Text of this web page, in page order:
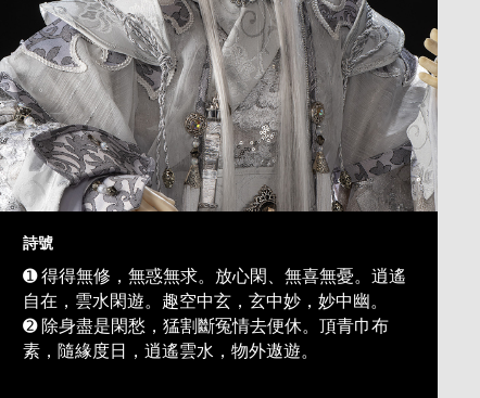
詩號
➊ 得得無修，無惑無求。放心閑、無喜無憂。逍遙
自在，雲水閑遊。趣空中玄，玄中妙，妙中幽。
➋ 除身盡是閑愁，猛割斷冤情去便休。頂青巾布
素，隨緣度日，逍遙雲水，物外遨遊。